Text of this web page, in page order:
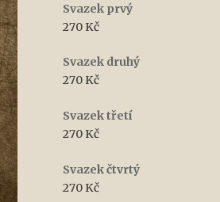
Svazek prvý
270 Kč
Svazek druhý
270 Kč
Svazek třetí
270 Kč
Svazek čtvrtý
270 Kč